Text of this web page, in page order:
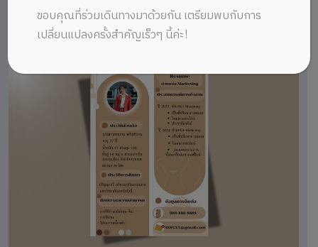
ขอบคุณที่ร่วมเดินทางมาด้วยกัน เตรียมพบกับการ
เปลี่ยนแปลงครั้งสำคัญเร็วๆ นี้ค่ะ!